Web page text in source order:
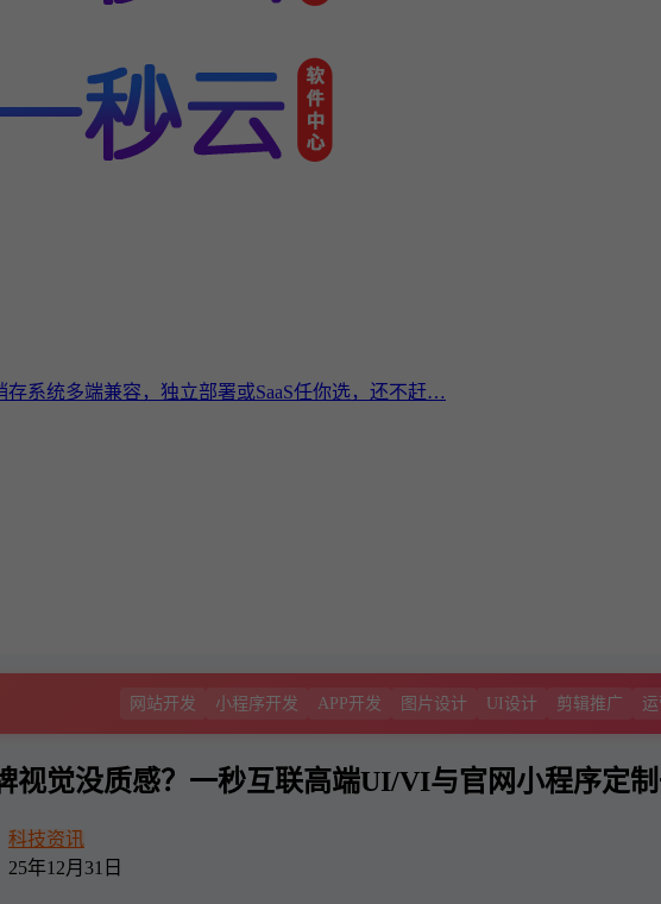
存系统多端兼容，独立部署或SaaS任你选，还不赶…
网站开发 小程序开发 APP开发 图片设计 UI设计 剪辑推广
视觉没质感？一秒互联高端UI/VI与官网小程序定制
科技资讯
25年12月31日